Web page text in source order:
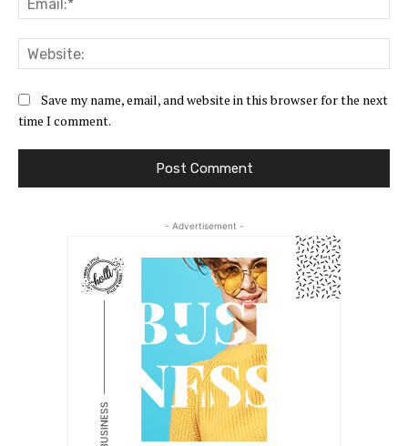
Save my name, email, and website in this browser for the next
time I comment.
- Advertisement -